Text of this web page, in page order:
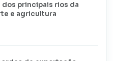
principais rios da
e agricultura